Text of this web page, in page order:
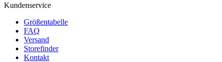
Kundenservice
Größentabelle
FAQ
Versand
Storefinder
Kontakt